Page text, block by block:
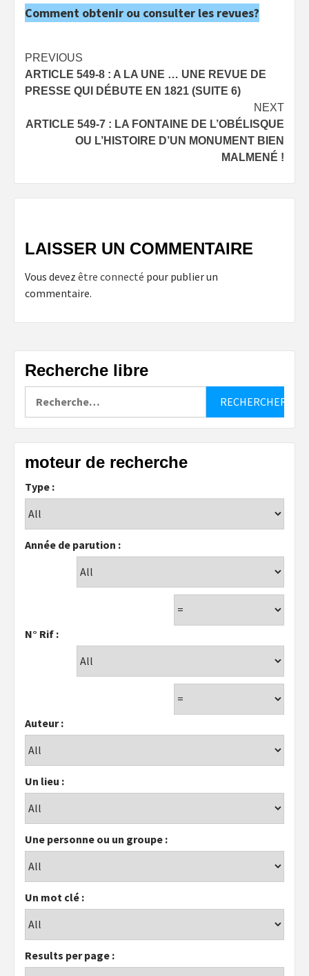
Comment obtenir ou consulter les revues?
Post
navigation
PREVIOUS
ARTICLE 549-8 : A LA UNE … UNE REVUE DE
PRESSE QUI DÉBUTE EN 1821 (SUITE 6)
NEXT
ARTICLE 549-7 : LA FONTAINE DE L’OBÉLISQUE
OU L’HISTOIRE D’UN MONUMENT BIEN
MALMENÉ !
LAISSER UN COMMENTAIRE
Vous devez être connecté pour publier un
commentaire.
Recherche libre
moteur de recherche
Type :
Année de parution :
N° Rif :
Auteur :
Un lieu :
Une personne ou un groupe :
Un mot clé :
Results per page :